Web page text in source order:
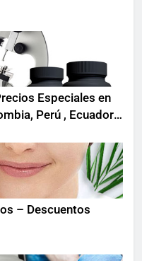
Especiales en
Perú , Ecuador,
– Descuentos